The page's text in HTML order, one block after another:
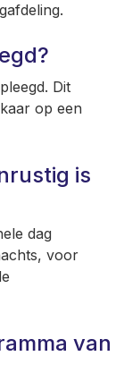
Dit
op een
is
dag
voor
van